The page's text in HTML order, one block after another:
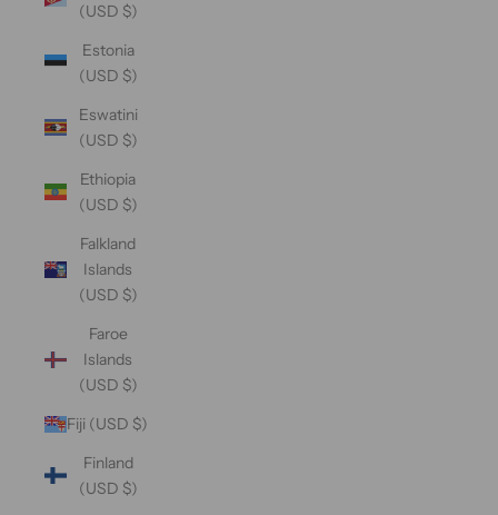
(USD $)
Estonia
(USD $)
Eswatini
(USD $)
Ethiopia
(USD $)
Falkland
Islands
(USD $)
Faroe
Islands
(USD $)
Fiji (USD $)
Finland
(USD $)